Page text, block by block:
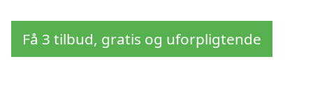
Få 3 tilbud, gratis og uforpligtende